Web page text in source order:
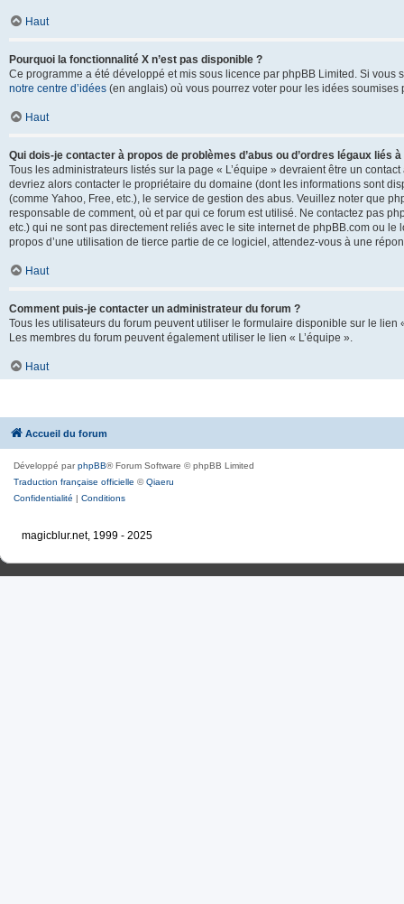
Haut
Pourquoi la fonctionnalité X n’est pas disponible ?
Ce programme a été développé et mis sous licence par phpBB Limited. Si
notre centre d’idées (en anglais) où vous pourrez voter pour les idées soumises
Haut
Qui dois-je contacter à propos de problèmes d’abus ou d’ordres légaux liés
Tous les administrateurs listés sur la page « L’équipe » devraient être un
devriez alors contacter le propriétaire du domaine (dont les informations sont
(comme Yahoo, Free, etc.), le service de gestion des abus. Veuillez noter que
responsable de comment, où et par qui ce forum est utilisé. Ne contactez pas
etc.) qui ne sont pas directement reliés avec le site internet de phpBB.com ou
propos d’une utilisation de tierce partie de ce logiciel, attendez-vous à une
Haut
Comment puis-je contacter un administrateur du forum ?
Tous les utilisateurs du forum peuvent utiliser le formulaire disponible sur le
Les membres du forum peuvent également utiliser le lien « L’équipe ».
Haut
Accueil du forum
Développé parphpBB® Forum Software © phpBB Limited
Traduction française officielle ©Qiaeru
Confidentialité | Conditions
magicblur.net, 1999 - 2025